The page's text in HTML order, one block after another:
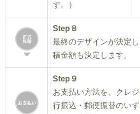
す。）
Step８
最終のデザインが決定
積金額も決定します。
Step９
お支払い方法を、クレ
行振込・郵便振替のい